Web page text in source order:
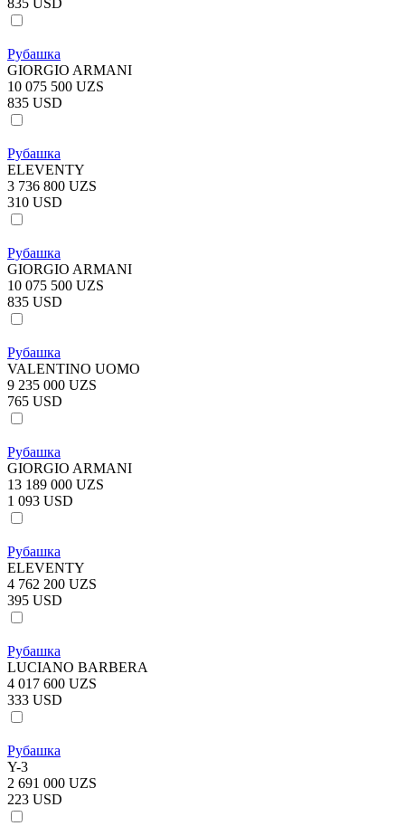
835 USD
Рубашка
GIORGIO ARMANI
10 075 500 UZS
835 USD
Рубашка
ELEVENTY
3 736 800 UZS
310 USD
Рубашка
GIORGIO ARMANI
10 075 500 UZS
835 USD
Рубашка
VALENTINO UOMO
9 235 000 UZS
765 USD
Рубашка
GIORGIO ARMANI
13 189 000 UZS
1 093 USD
Рубашка
ELEVENTY
4 762 200 UZS
395 USD
Рубашка
LUCIANO BARBERA
4 017 600 UZS
333 USD
Рубашка
Y-3
2 691 000 UZS
223 USD